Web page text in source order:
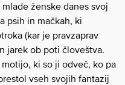
ženske danes svoj
psih in mačkah, ki
(kar je pravzaprav
jarek ob poti človeštva.
ki so ji odveč, ko pa
vseh svojih fantazij